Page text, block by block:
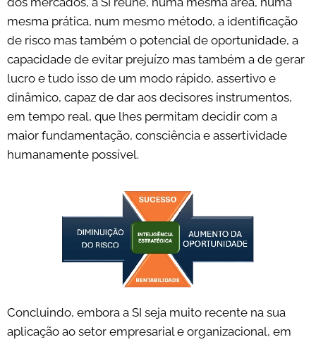
mesma prática, num mesmo método, a identificação
de risco mas também o potencial de oportunidade, a
capacidade de evitar prejuízo mas também a de gerar
lucro e tudo isso de um modo rápido, assertivo e
dinâmico, capaz de dar aos decisores instrumentos,
em tempo real, que lhes permitam decidir com a
maior fundamentação, consciência e assertividade
humanamente possível.
Concluindo, embora a SI seja muito recente na sua
aplicação ao setor empresarial e organizacional, em